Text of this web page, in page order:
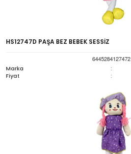
HS12747D PAŞA BEZ BEBEK SESSİZ
6445284127472
Marka
:
Fiyat :